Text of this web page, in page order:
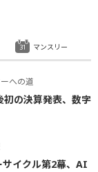
への道
初の決算発表、数字
サイクル第2幕、AI
マンスリー